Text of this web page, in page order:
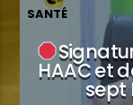
SANTÉ
HAAC et
sept